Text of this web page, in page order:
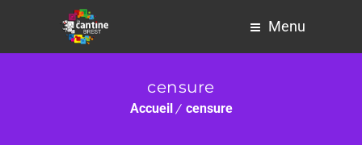
Menu
censure
Accueil censure